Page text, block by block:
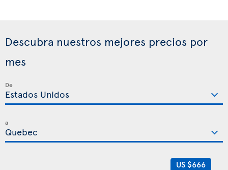
Descubra nuestros mejores precios por
mes
De
a
US $666